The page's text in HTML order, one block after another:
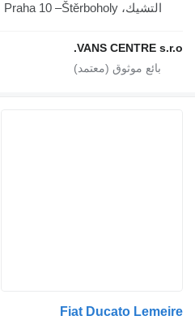
التشيك، Praha 10 –Štěrboholy
VANS CENTRE s.r.o.
Fiat Ducato Lemeire